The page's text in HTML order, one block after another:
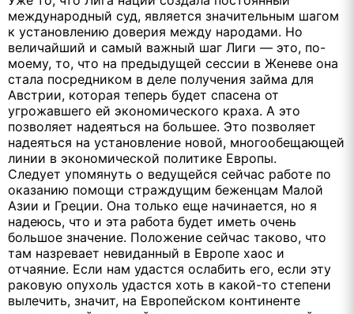
международный суд, является значительным шагом
к установлению доверия между народами. Но
величайший и самый важный шаг Лиги — это, по-
моему, то, что на предыдущей сессии в Женеве она
стала посредником в деле получения займа для
Австрии, которая теперь будет спасена от
угрожавшего ей экономического краха. А это
позволяет надеяться на большее. Это позволяет
надеяться на установление новой, многообещающей
линии в экономической политике Европы.
Следует упомянуть о ведущейся сейчас работе по
оказанию помощи страждущим беженцам Малой
Азии и Греции. Она только еще начинается, но я
надеюсь, что и эта работа будет иметь очень
большое значение. Положение сейчас таково, что
там назревает невиданный в Европе хаос и
отчаяние. Если нам удастся ослабить его, если эту
раковую опухоль удастся хоть в какой-то степени
вылечить, значит, на Европейском континенте